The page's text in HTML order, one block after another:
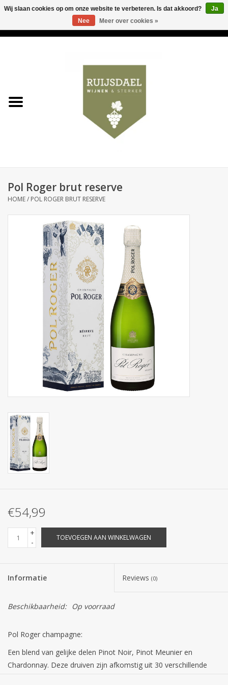
& sterker
Contact
Relatiegeschenken
Pol Roger brut reserve
HOME/ POL ROGER BRUT RESERVE
€54,99
+
-
TOEVOEGEN AAN WINKELWAGEN
Informatie Reviews (0)
Beschikbaarheid: Op voorraad
Pol Roger champagne:
Een blend van gelijke delen Pinot Noir, Pinot Meunier en
Chardonnay. Deze druiven zijn afkomstig uit 30 verschillende
Wij slaan cookies op om onze website te verbeteren. Is dat akkoord?
Ja
Nee
Meer over cookies »